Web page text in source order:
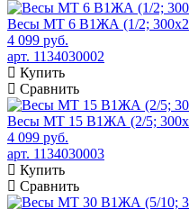
Весы МТ 6 В1ЖА (1/2;
4 099 руб.
арт. 1134030002
Купить
Сравнить
Весы МТ 15 В1ЖА (2/5;
4 099 руб.
арт. 1134030003
Купить
Сравнить